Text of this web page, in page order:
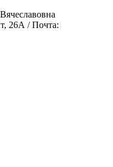
26А / Почта: